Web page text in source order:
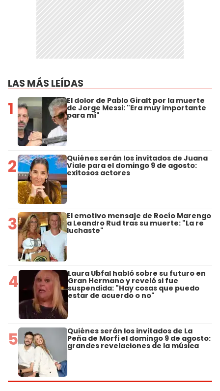
LAS MÁS LEÍDAS
1 El dolor de Pablo Giralt por la muerte
de Jorge Messi: "Era muy importante
para mí"
2 Quiénes serán los invitados de Juana
Viale para el domingo 9 de agosto:
exitosos actores
3 El emotivo mensaje de Rocío Marengo
a Leandro Rud tras su muerte: "La re
luchaste"
4 Laura Ubfal habló sobre su futuro en
Gran Hermano y reveló si fue
suspendida: "Hay cosas que puedo
estar de acuerdo o no"
5 Quiénes serán los invitados de La
Peña de Morfi el domingo 9 de agosto:
grandes revelaciones de la música